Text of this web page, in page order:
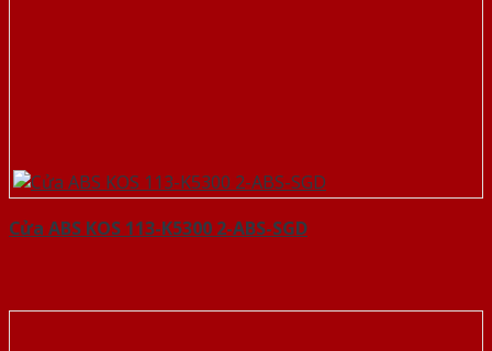
Cửa ABS KOS 113-K5300 2-ABS-SGD